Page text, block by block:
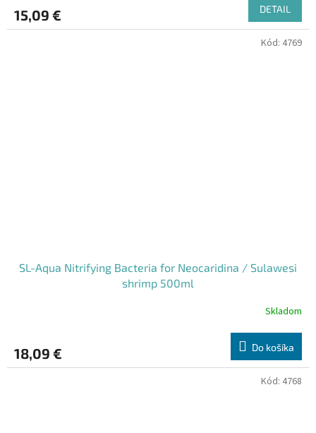
15,09 € DETAIL
SL-Aqua Nitrifying Bacteria for Neocaridina / Sulawesi
shrimp 500ml
Skladom
18,09 € Do košíka
Kód: 4769
Kód: 4768